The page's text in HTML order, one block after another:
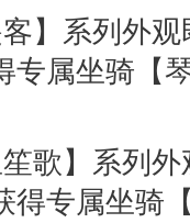
】系列外
专属坐骑【
歌】系列
得专属坐骑